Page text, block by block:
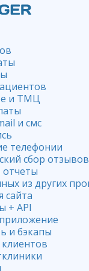
и ТМЦ
и смс
телефонии
сбор отзывов
отчеты
из других
сайта
+ API
и бэкапы